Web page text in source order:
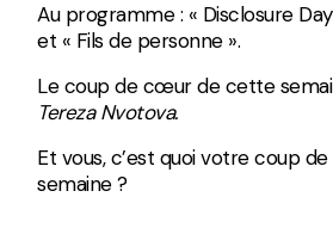
Au programme : « Disclosure
et « Fils de personne ».
Le coup de cœur de cette
Tereza Nvotova.
Et vous, c’est quoi votre coup
semaine ?